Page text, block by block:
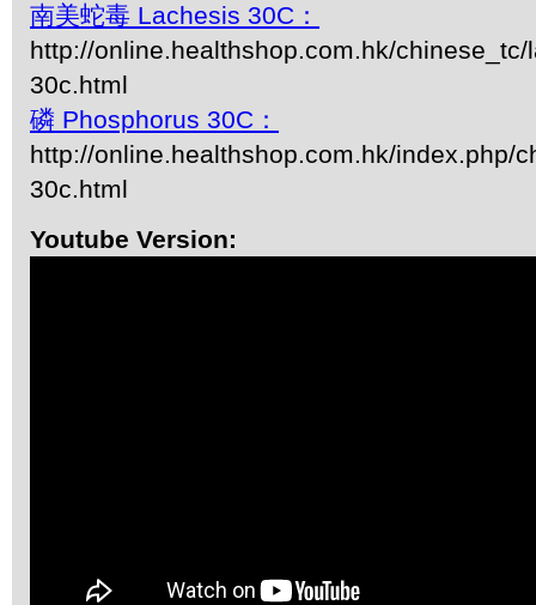
南美蛇毒 Lachesis 30C：
http://online.healthshop.com.hk/
30c.html
磷 Phosphorus 30C：
http://online.healthshop.com.hk/index.php/
30c.html
Youtube Version: